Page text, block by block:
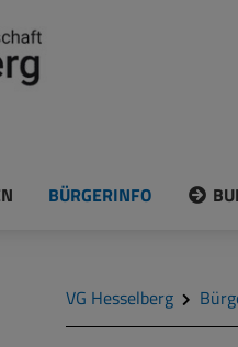
BÜRGERINFO
VG Hesselberg